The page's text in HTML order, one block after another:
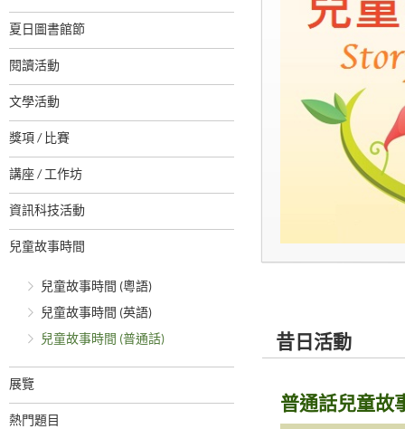
夏日圖書館節
閱讀活動
文學活動
獎項 / 比賽
講座 / 工作坊
資訊科技活動
兒童故事時間
兒童故事時間 (粵語)
兒童故事時間 (英語)
兒童故事時間 (普通話)
展覽
熱門題目
昔日活動
普通話兒童故